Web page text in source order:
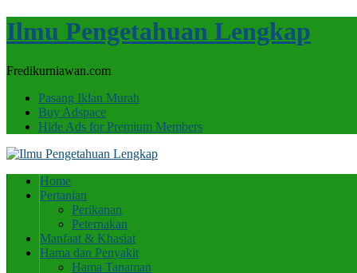
Ilmu Pengetahuan Lengkap
Fredikurniawan.com
Pasang Iklan Murah
Buy Adspace
Hide Ads for Premium Members
Home
Pertanian
Perikanan
Peternakan
Manfaat & Khasiat
Hama dan Penyakit
Hama Tanaman